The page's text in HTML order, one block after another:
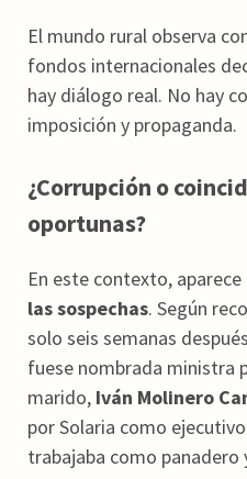
El mundo rural observa
fondos internacionales
hay diálogo real. No hay
imposición y propaganda.
¿Corrupción o
oportunas?
En este contexto,
las sospechas. Según
solo seis semanas
fuese nombrada ministra
marido, Iván Molinero
por Solaria como
trabajaba como panadero